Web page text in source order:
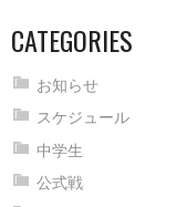
CATEGORIES
お知らせ
スケジュール
中学生
公式戦